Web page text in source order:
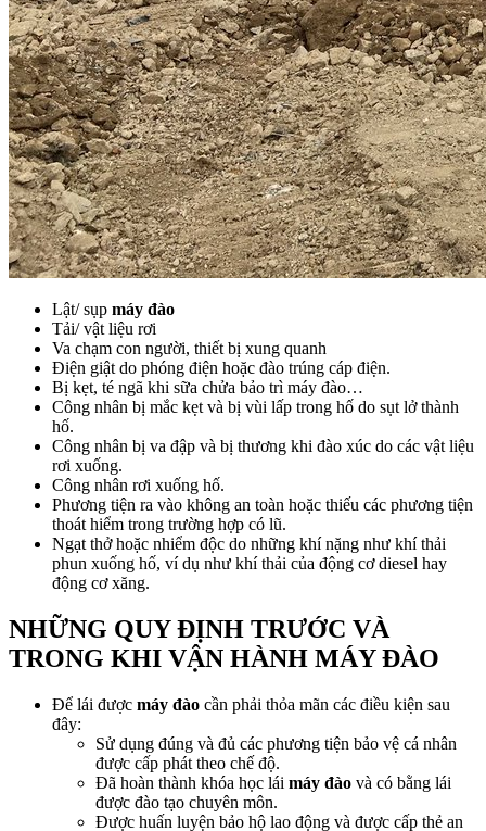
Lật/ sụp máy đào
Tải/ vật liệu rơi
Va chạm con người, thiết bị xung quanh
Điện giật do phóng điện hoặc đào trúng cáp điện.
Bị kẹt, té ngã khi sữa chửa bảo trì máy đào…
Công nhân bị mắc kẹt và bị vùi lấp trong hố do sụt lở thành
hố.
Công nhân bị va đập và bị thương khi đào xúc do các vật liệu
rơi xuống.
Công nhân rơi xuống hố.
Phương tiện ra vào không an toàn hoặc thiếu các phương tiện
thoát hiểm trong trường hợp có lũ.
Ngạt thở hoặc nhiểm độc do những khí nặng như khí thải
phun xuống hố, ví dụ như khí thải của động cơ diesel hay
động cơ xăng.
NHỮNG QUY ĐỊNH TRƯỚC VÀ
TRONG KHI VẬN HÀNH MÁY ĐÀO
Để lái được máy đào cần phải thỏa mãn các điều kiện sau
đây:
Sử dụng đúng và đủ các phương tiện bảo vệ cá nhân
được cấp phát theo chế độ.
Đã hoàn thành khóa học lái máy đào và có bằng lái
được đào tạo chuyên môn.
Được huấn luyện bảo hộ lao động và được cấp thẻ an